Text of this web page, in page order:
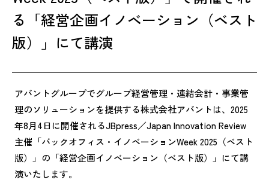
o
る「経営企画イノベーション（ベスト
版）」にて講演
アバントグループでグループ経営管理・連結会計・事業管
理のソリューションを提供する株式会社アバントは、2025
年8月4日に開催されるJBpress／Japan Innovation Review
主催「バックオフィス・イノベーションWeek 2025（ベスト
版）」の「経営企画イノベーション（ベスト版）」にて講
演いたします。